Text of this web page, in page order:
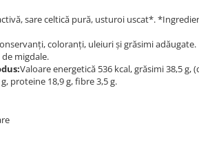
sare celtică pură, usturoi uscat*.
coloranți, uleiuri și grăsimi adăugate.
migdale.
Valoare energetică 536 kcal, grăsimi 38,5 g,
proteine 18,9 g, fibre 3,5 g.